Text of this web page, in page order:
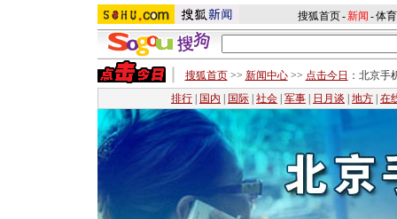
搜狐首页-新闻 -体育
搜狐首页>> 新闻中心>> 点击今日 ：北京手
排行
国内 国际 社会 军事 日月谈 地方 在